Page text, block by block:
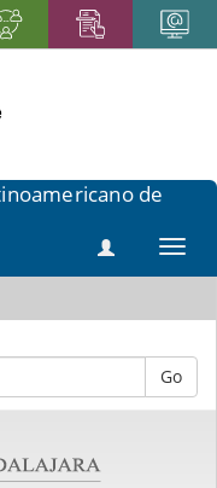
de
Go